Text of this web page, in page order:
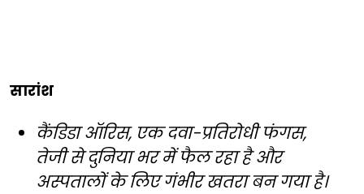
सारांश
कैंडिडा ऑरिस, एक दवा-प्रतिरोधी फंगस,
तेजी से दुनिया भर में फैल रहा है और
अस्पतालों के लिए गंभीर खतरा बन गया है।